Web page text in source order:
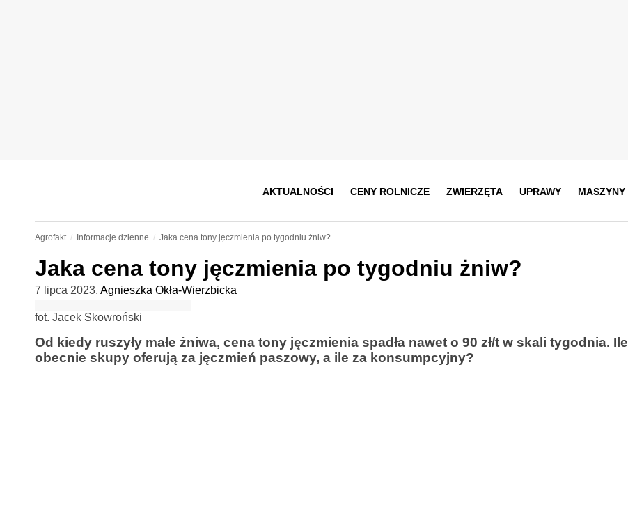
AKTUALNOŚCI CENY ROLNICZE ZWIERZĘTA UPRAWY MASZYNY
Agrofakt Informacje dzienne Jaka cena tony jęczmienia po tygodniu żniw?
Jaka cena tony jęczmienia po tygodniu żniw?
7 lipca 2023, Agnieszka Okła-Wierzbicka
fot. Jacek Skowroński
Od kiedy ruszyły małe żniwa, cena tony jęczmienia spadła nawet o 90 zł/t w skali tygodnia. Ile
obecnie skupy oferują za jęczmień paszowy, a ile za konsumpcyjny?